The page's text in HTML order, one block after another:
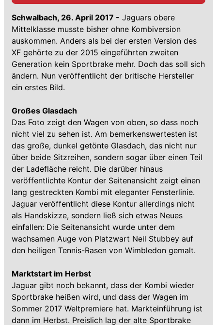
Schwalbach, 26. April 2017 - Jaguars obere
Mittelklasse musste bisher ohne Kombiversion
auskommen. Anders als bei der ersten Version des
XF gehörte zu der 2015 eingeführten zweiten
Generation kein Sportbrake mehr. Doch das soll sich
ändern. Nun veröffentlicht der britische Hersteller
ein erstes Bild.
Großes Glasdach
Das Foto zeigt den Wagen von oben, so dass noch
nicht viel zu sehen ist. Am bemerkenswertesten ist
das große, dunkel getönte Glasdach, das nicht nur
über beide Sitzreihen, sondern sogar über einen Teil
der Ladefläche reicht. Die darüber hinaus
veröffentlichte Kontur der Seitenansicht zeigt einen
lang gestreckten Kombi mit eleganter Fensterlinie.
Jaguar veröffentlicht diese Kontur allerdings nicht
als Handskizze, sondern ließ sich etwas Neues
einfallen: Die Seitenansicht wurde unter dem
wachsamen Auge von Platzwart Neil Stubbey auf
den heiligen Tennis-Rasen von Wimbledon gemalt.
Marktstart im Herbst
Jaguar gibt noch bekannt, dass der Kombi wieder
Sportbrake heißen wird, und dass der Wagen im
Sommer 2017 Weltpremiere hat. Markteinführung ist
dann im Herbst. Preislich lag der alte Sportbrake